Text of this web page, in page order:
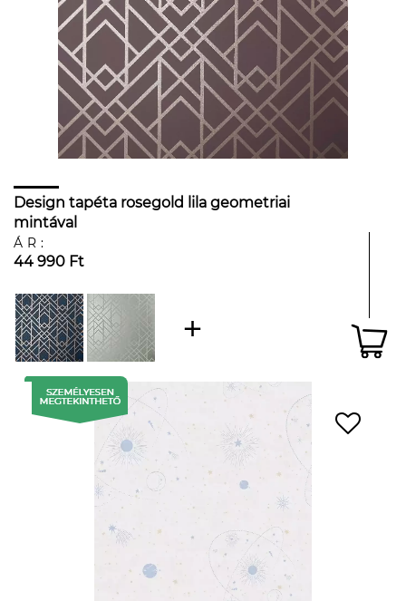
Design tapéta rosegold lila geometriai
mintával
ÁR:
44 990 Ft